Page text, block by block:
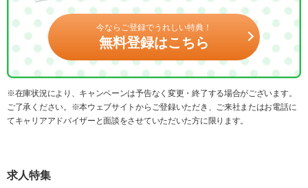
今ならご登録でうれしい特典！
無料登録はこちら
※在庫状況により、キャンペーンは予告なく変更・終了する場合がございます。
ご了承ください。※本ウェブサイトからご登録いただき、ご来社またはお電話に
てキャリアアドバイザーと面談をさせていただいた方に限ります。
求人特集